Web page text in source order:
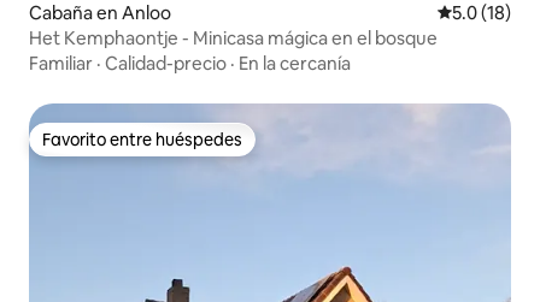
Cabaña en Anloo Calificación
5.0 (18)
Het Kemphaontje - Minicasa mágica en el bosque
Familiar · Calidad-precio · En la cercanía
Favorito entre huéspedes
Favorito entre huéspedes